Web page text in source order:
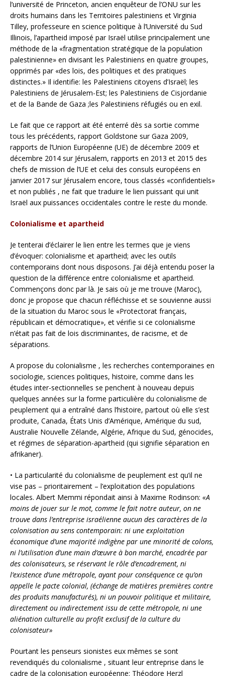
l’université de Princeton, ancien enquêteur de l’ONU sur les
droits humains dans les Territoires palestiniens et Virginia
Tilley, professeure en science politique à l’Université du Sud
Illinois, l’apartheid imposé par Israël utilise principalement une
méthode de la «fragmentation stratégique de la population
palestinienne» en divisant les Palestiniens en quatre groupes,
opprimés par «des lois, des politiques et des pratiques
distinctes.» Il identifie: les Palestiniens citoyens d’Israël; les
Palestiniens de Jérusalem-Est; les Palestiniens de Cisjordanie
et de la Bande de Gaza ;les Palestiniens réfugiés ou en exil.
Le fait que ce rapport ait été enterré dès sa sortie comme
tous les précédents, rapport Goldstone sur Gaza 2009,
rapports de l’Union Européenne (UE) de décembre 2009 et
décembre 2014 sur Jérusalem, rapports en 2013 et 2015 des
chefs de mission de l’UE et celui des consuls européens en
janvier 2017 sur Jérusalem encore, tous classés «confidentiels»
et non publiés , ne fait que traduire le lien puissant qui unit
Israël aux puissances occidentales contre le reste du monde.
Colonialisme et apartheid
Je tenterai d’éclairer le lien entre les termes que je viens
d’évoquer: colonialisme et apartheid; avec les outils
contemporains dont nous disposons. J’ai déjà entendu poser la
question de la différence entre colonialisme et apartheid.
Commençons donc par là. Je sais où je me trouve (Maroc),
donc je propose que chacun réfléchisse et se souvienne aussi
de la situation du Maroc sous le «Protectorat français,
républicain et démocratique», et vérifie si ce colonialisme
n’était pas fait de lois discriminantes, de racisme, et de
séparations.
A propose du colonialisme , les recherches contemporaines en
sociologie, sciences politiques, histoire, comme dans les
études inter-sectionnelles se penchent à nouveau depuis
quelques années sur la forme particulière du colonialisme de
peuplement qui a entraîné dans l’histoire, partout où elle s’est
produite, Canada, États Unis d’Amérique, Amérique du sud,
Australie Nouvelle Zélande, Algérie, Afrique du Sud, génocides,
et régimes de séparation-apartheid (qui signifie séparation en
afrikaner).
• La particularité du colonialisme de peuplement est qu’il ne
vise pas – prioritairement – l’exploitation des populations
locales. Albert Memmi répondait ainsi à Maxime Rodinson: «A
moins de jouer sur le mot, comme le fait notre auteur, on ne
trouve dans l’entreprise israélienne aucun des caractères de la
colonisation au sens contemporain: ni une exploitation
économique d’une majorité indigène par une minorité de colons,
ni l’utilisation d’une main d’œuvre à bon marché, encadrée par
des colonisateurs, se réservant le rôle d’encadrement, ni
l’existence d’une métropole, ayant pour conséquence ce qu’on
appelle le pacte colonial, (échange de matières premières contre
des produits manufacturés), ni un pouvoir politique et militaire,
directement ou indirectement issu de cette métropole, ni une
aliénation culturelle au profit exclusif de la culture du
colonisateur»
Pourtant les penseurs sionistes eux mêmes se sont
revendiqués du colonialisme , situant leur entreprise dans le
cadre de la colonisation européenne: Théodore Herzl